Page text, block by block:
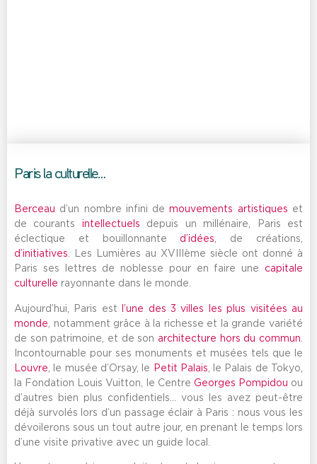
Paris la culturelle…
Berceau d’un nombre infini demouvements artistiques et
de courants intellectuels depuis un millénaire, Paris est
éclectique et bouillonnante d’idées, de créations,
d’initiatives. Les Lumières au XVIIIème siècle ont donné à
Paris ses lettres de noblesse pour en faire une capitale
culturelle rayonnante dans le monde.
Aujourd’hui, Paris est
l’une des 3 villes les plus visitées au
monde , notamment grâce à la richesse et la grande variété
de son patrimoine, et de son architecture hors du commun
Incontournable pour ses monuments et musées tels que le
Louvre , le musée d’Orsay, le Petit Palais , le Palais de Tokyo,
la Fondation Louis Vuitton, le Centre Georges Pompidou ou
d’autres bien plus confidentiels… vous les avez peut-être
déjà survolés lors d’un passage éclair à Paris : nous vous les
dévoilerons sous un tout autre jour, en prenant le temps lors
d’une visite privative avec un guide local.